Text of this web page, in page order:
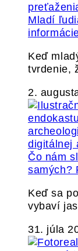
Mladí
Keď
tvrdenie,
2.
Čo nám
samých?
Keď sa
vybaví
31. júla